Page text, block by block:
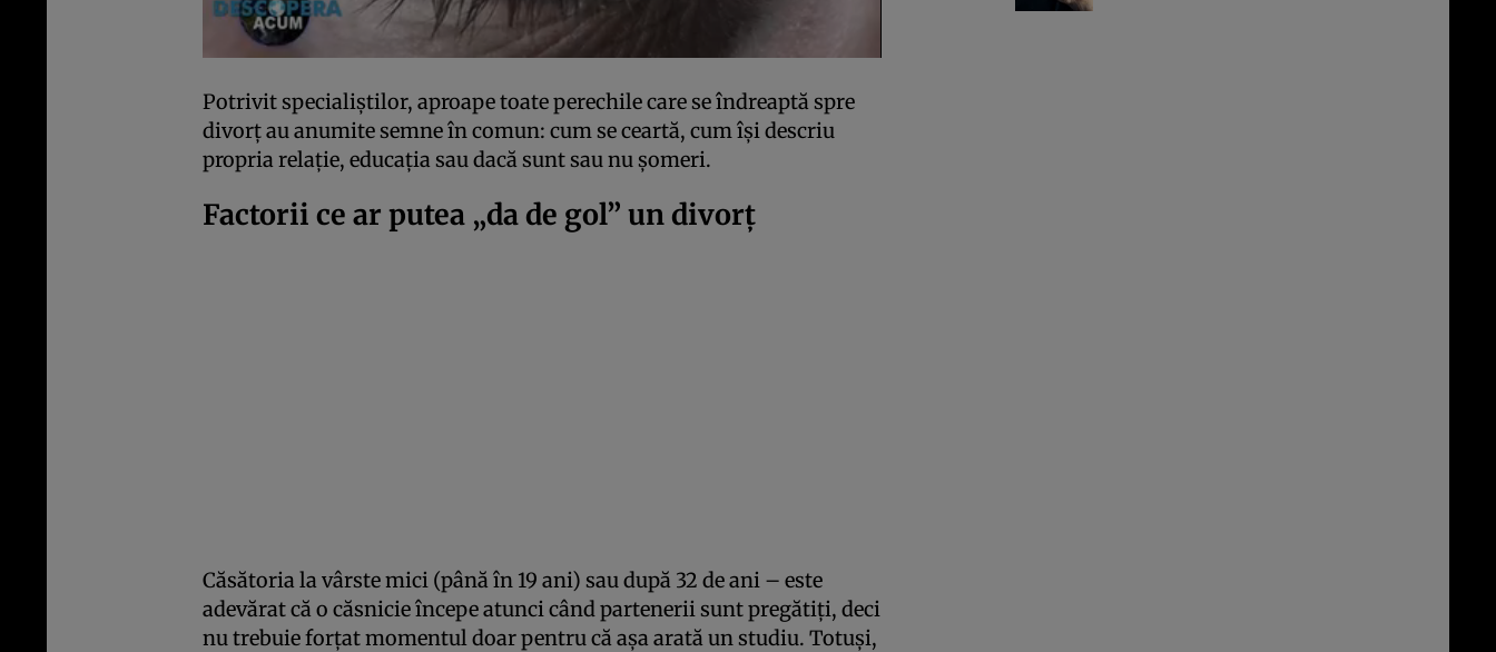
Potrivit specialiștilor, aproape toate perechile care se îndreaptă spre
divorț au anumite semne în comun: cum se ceartă, cum își descriu
propria relație, educația sau dacă sunt sau nu șomeri.
Factorii ce ar putea „da de gol” un divorț
Căsătoria la vârste mici (până în 19 ani) sau după 32 de ani – este
adevărat că o căsnicie începe atunci când partenerii sunt pregătiți, deci
nu trebuie forțat momentul doar pentru că așa arată un studiu. Totuși,